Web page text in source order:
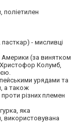
поліетилен
пасткар) - мисливці
Америки (за винятком
Христофор Колумб,
урядами та
а також
різних племен
яка
використовувана